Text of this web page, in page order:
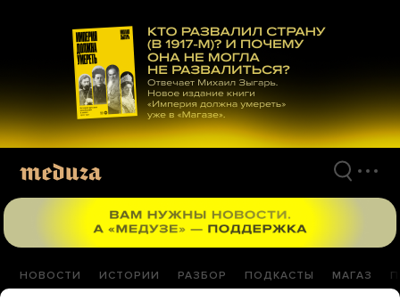
материалам
НОВОСТИ ИСТОРИИ РАЗБОР ПОДКАСТЫ МАГАЗ